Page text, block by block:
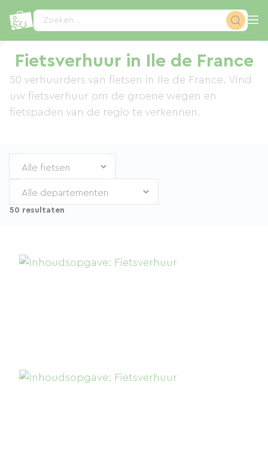
Zoeken...
Fietsverhuur in Ile de France
50 verhuurders van fietsen in Ile de France. Vind
uw fietsverhuur om de groene wegen en
fietspaden van de regio te verkennen.
50 resultaten
Cookies beheer paneel